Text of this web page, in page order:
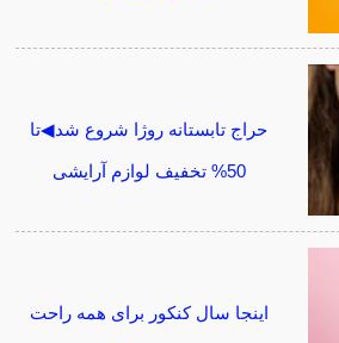
حراج تابستانه روژا شروع شد◀تا
50% تخفیف لوازم آرایشی
اینجا سال کنکور برای همه راحت